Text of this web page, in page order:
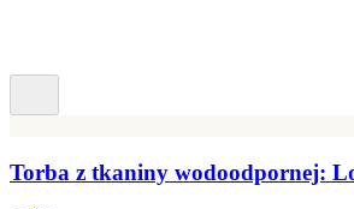
Torba z tkaniny wodoodpornej: